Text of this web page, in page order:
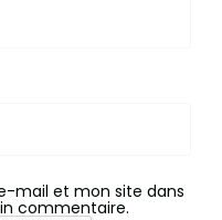
mail et mon site dans
commentaire.